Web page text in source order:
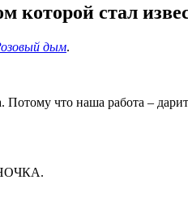
которой стал
дым.
что наша работа –